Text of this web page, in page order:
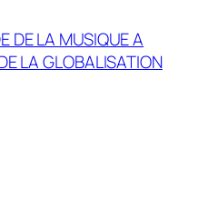
DE LA MUSIQUE A
LA GLOBALISATION